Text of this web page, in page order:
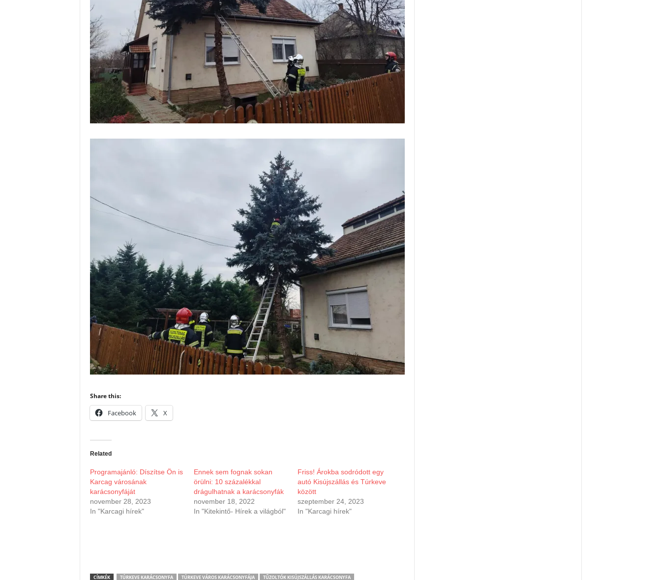
Share this:
Facebook X
Related
Programajánló: Díszítse Ön is
Karcag városának
karácsonyfáját
november 28, 2023
In "Karcagi hírek"
Ennek sem fognak sokan
örülni: 10 százalékkal
drágulhatnak a karácsonyfák
november 18, 2022
In "Kitekintő- Hírek a világból"
Friss! Árokba sodródott egy
autó Kisújszállás és Túrkeve
között
szeptember 24, 2023
In "Karcagi hírek"
CÍMKÉK TÚRKEVE KARÁCSONYFA TÚRKEVE VÁROS KARÁCSONYFÁJA TŰZOLTÓK KISÚJSZÁLLÁS KARÁCSONYFA